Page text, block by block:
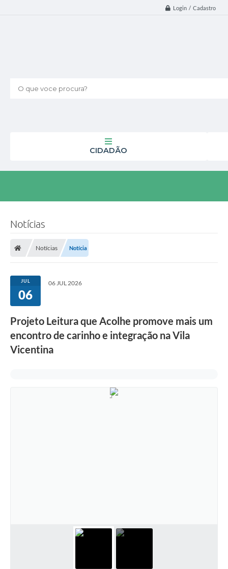
Login / Cadastro
O que voce procura?
CIDADÃO
Notícias
Notícias Notícia
JUL
06
06 JUL 2026
Projeto Leitura que Acolhe promove mais um
encontro de carinho e integração na Vila
Vicentina